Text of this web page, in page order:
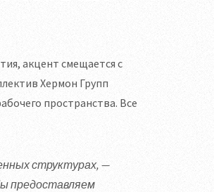
акцент смещается с
Хермон Групп
пространства. Все
структурах, —
предоставляем